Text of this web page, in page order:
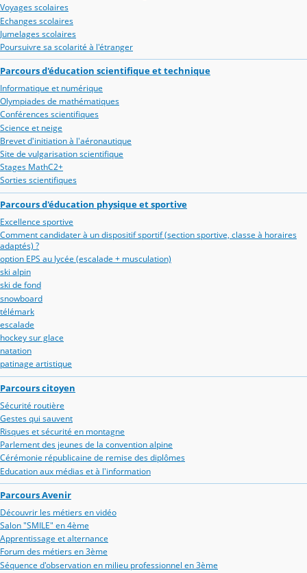
Voyages scolaires
Echanges scolaires
Jumelages scolaires
Poursuivre sa scolarité à l'étranger
Parcours d'éducation scientifique et technique
Informatique et numérique
Olympiades de mathématiques
Conférences scientifiques
Science et neige
Brevet d'initiation à l'aéronautique
Site de vulgarisation scientifique
Stages MathC2+
Sorties scientifiques
Parcours d'éducation physique et sportive
Excellence sportive
Comment candidater à un dispositif sportif (section sportive, classe à horaires
adaptés) ?
option EPS au lycée (escalade + musculation)
ski alpin
ski de fond
snowboard
télémark
escalade
hockey sur glace
natation
patinage artistique
Parcours citoyen
Sécurité routière
Gestes qui sauvent
Risques et sécurité en montagne
Parlement des jeunes de la convention alpine
Cérémonie républicaine de remise des diplômes
Education aux médias et à l'information
Parcours Avenir
Découvrir les métiers en vidéo
Salon "SMILE" en 4ème
Apprentissage et alternance
Forum des métiers en 3ème
Séquence d'observation en milieu professionnel en 3ème